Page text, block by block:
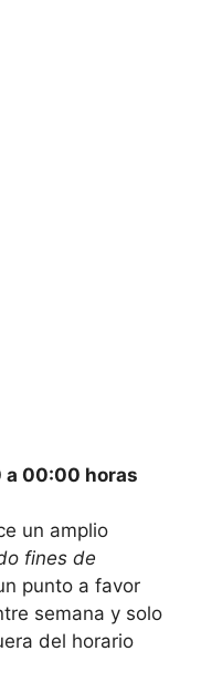
a 00:00 horas
un amplio
fines de
punto a favor
semana y solo
del horario